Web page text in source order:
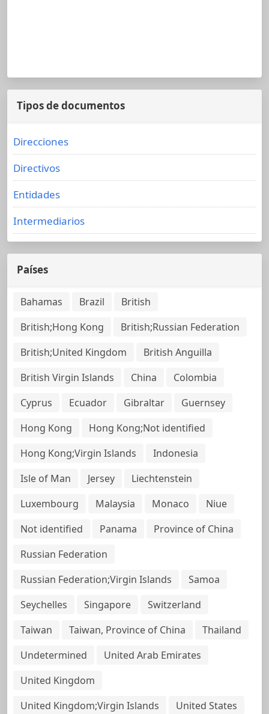
Tipos de documentos
Direcciones
Directivos
Entidades
Intermediarios
Países
Bahamas Brazil
British
British;Hong Kong
British;Russian Federation
British;United Kingdom
British Anguilla
British Virgin Islands
China
Colombia
Cyprus
Ecuador Gibraltar
Guernsey
Hong Kong
Hong Kong;Not identified
Hong Kong;Virgin Islands
Indonesia
Isle of Man
Jersey
Liechtenstein
Luxembourg
Malaysia Monaco
Niue
Not identified
Panama
Province of China
Russian Federation
Russian Federation;Virgin Islands
Samoa
Seychelles
Singapore
Switzerland
Taiwan
Taiwan, Province of China
Thailand
Undetermined
United Arab Emirates
United Kingdom
United Kingdom;Virgin Islands
United States